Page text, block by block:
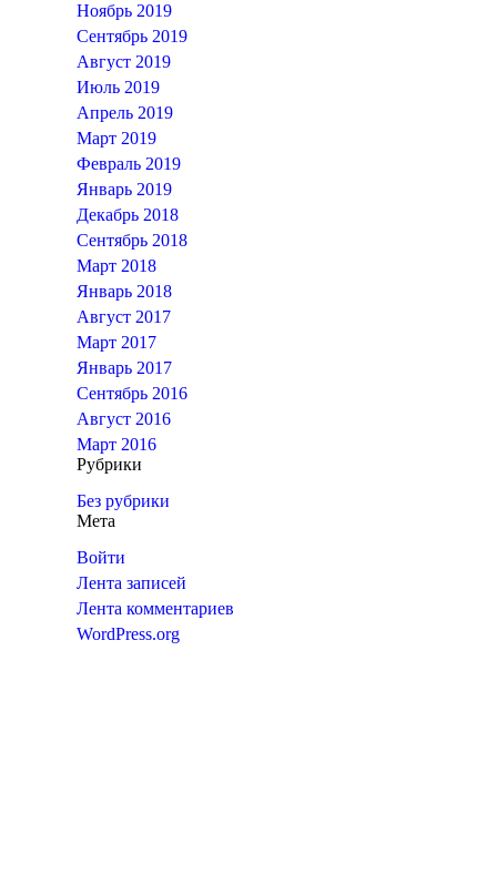
Ноябрь 2019
Сентябрь 2019
Август 2019
Июль 2019
Апрель 2019
Март 2019
Февраль 2019
Январь 2019
Декабрь 2018
Сентябрь 2018
Март 2018
Январь 2018
Август 2017
Март 2017
Январь 2017
Сентябрь 2016
Август 2016
Март 2016
Рубрики
Без рубрики
Мета
Войти
Лента записей
Лента комментариев
WordPress.org